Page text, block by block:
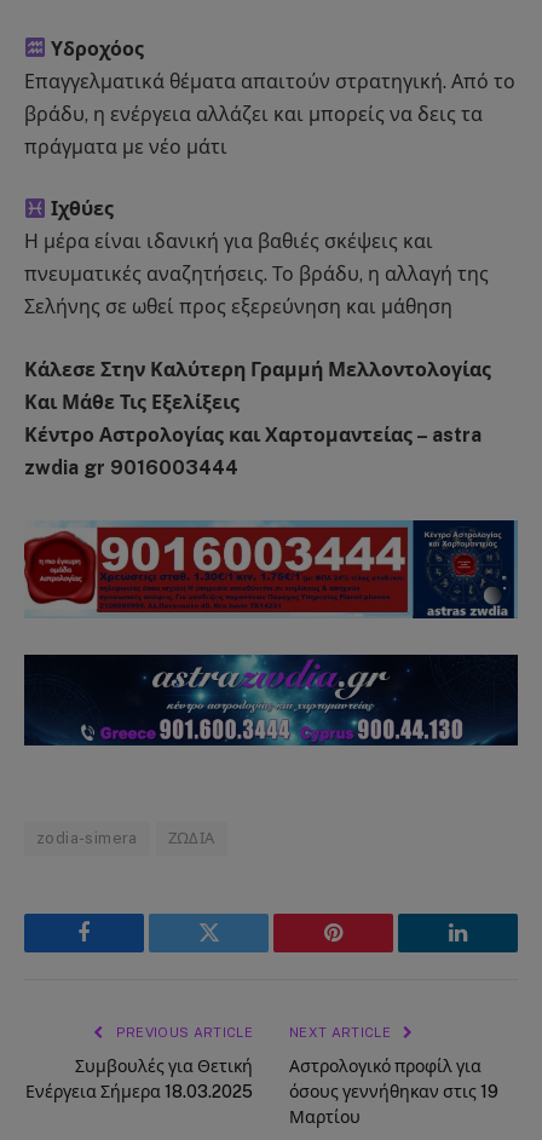
Υδροχόος
Επαγγελματικά θέματα απαιτούν στρατηγική. Από το
βράδυ, η ενέργεια αλλάζει και μπορείς να δεις τα
πράγματα με νέο μάτι
Ιχθύες
Η μέρα είναι ιδανική για βαθιές σκέψεις και
πνευματικές αναζητήσεις. Το βράδυ, η αλλαγή της
Σελήνης σε ωθεί προς εξερεύνηση και μάθηση
Κάλεσε Στην Καλύτερη Γραμμή Μελλοντολογίας
Και Μάθε Τις Εξελίξεις
Κέντρο Αστρολογίας και Χαρτομαντείας – astra
zwdia gr 9016003444
zodia-simera ΖΩΔΙΑ
Facebook Twitter Pinterest LinkedIn
PREVIOUS ARTICLE
Συμβουλές για Θετική
Ενέργεια Σήμερα 18.03.2025
NEXT ARTICLE
Αστρολογικό προφίλ για
όσους γεννήθηκαν στις 19
Μαρτίου